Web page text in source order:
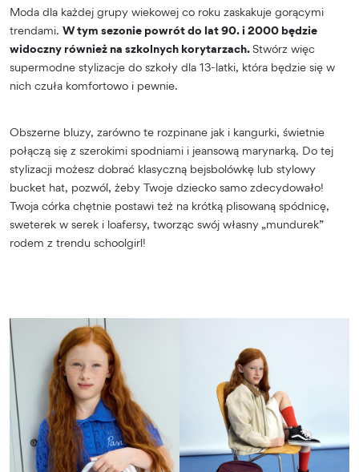
Moda dla każdej grupy wiekowej co roku zaskakuje gorącymi
trendami. W tym sezonie powrót do lat 90. i 2000 będzie
widoczny również na szkolnych korytarzach.Stwórz więc
supermodne stylizacje do szkoły dla 13-latki, która będzie się w
nich czuła komfortowo i pewnie.
Obszerne bluzy, zarówno te rozpinane jak i kangurki, świetnie
połączą się z szerokimi spodniami i jeansową marynarką. Do tej
stylizacji możesz dobrać klasyczną bejsbolówkę lub stylowy
bucket hat, pozwól, żeby Twoje dziecko samo zdecydowało!
Twoja córka chętnie postawi też na krótką plisowaną spódnicę,
sweterek w serek i loafersy, tworząc swój własny „mundurek”
rodem z trendu schoolgirl!